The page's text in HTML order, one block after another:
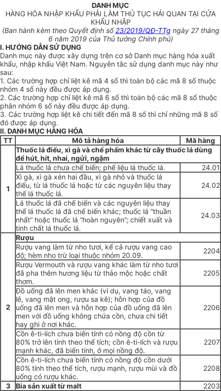
DANH MỤC
HÀNG HÓA NHẬP KHẨU PHẢI LÀM THỦ TỤC HẢI QUAN TẠI CỬA
KHẨU NHẬP
(Ban hành kèm theo Quyết định số23/2019/QĐ-TTg ngày 27 tháng
6 năm 2019 của Thủ tướng Chính phủ)
I. HƯỚNG DẪN SỬ DỤNG
Danh mục này được xây dựng trên cơ sở Danh mục hàng hóa xuất
khẩu, nhập khẩu Việt Nam. Nguyên tắc sử dụng danh mục này như
sau:
1. Các trường hợp chỉ liệt kê mã 4 số thì toàn bộ các mã 8 số thuộc
nhóm 4 số này đều được áp dụng.
2. Các trường hợp chỉ liệt kê mã 6 số thì toàn bộ các mã 8 số thuộc
phân nhóm 6 số này đều được áp dụng.
3. Các trường hợp liệt kê chi tiết đến mã 8 số thì chỉ những mã 8 số
đó được áp dụng.
II. DANH MỤC HÀNG HÓA
TT
Mô tả hàng hóa Mã hàng
1
Thuốc lá điếu, xì gà và chế phẩm khác từ cây thuốc lá dùng
để hút, hít, nhai, ngửi, ngậm
Lá thuốc lá chưa chế biến; phế liệu lá thuốc lá.
24.01
Xì gà, xì gà xén hai đầu, xì gà nhỏ và thuốc lá
điếu, từ lá thuốc lá hoặc từ các nguyên liệu thay
thế lá thuốc lá.
24.02
Lá thuốc lá đã chế biến và các nguyên liệu thay
thế lá thuốc lá đã chế biến khác; thuốc lá “thuần
nhất” hoặc thuốc lá “hoàn nguyên”; chiết xuất và
tinh chất lá thuốc lá.
24.03
2
Rượu
Rượu vang làm từ nho tươi, kể cả rượu vang cao
độ; hèm nho trừ loại thuộc nhóm 20.09.
2204
Rượu Vermouth và rượu vang khác làm từ nho tươi
đã pha thêm hương liệu từ thảo mộc hoặc chất
thơm.
2205
Đồ uống đã lên men khác (ví dụ, vang táo, vang
lê, vang mật ong, rượu sa kê); hỗn hợp của đồ
uống đã lên men và hỗn hợp của đồ uống đã lên
men với đồ uống không chứa cồn, chưa chi tiết
hay ghi ở nơi khác.
2206
Cồn ê-ti-lích chưa biến tính có nồng độ cồn từ
80% trở lên tính theo thể tích; cồn ê-ti-lích và rượu
mạnh khác, đã biến tính, ở mọi nồng độ.
2207
Cồn ê-ti-lích chưa biến tính có nồng độ cồn dưới
80% tính theo thể tích, rượu mạnh, rượu mùi và đồ
uống có rượu khác.
2208
3 Bia sản xuất từ malt
2203